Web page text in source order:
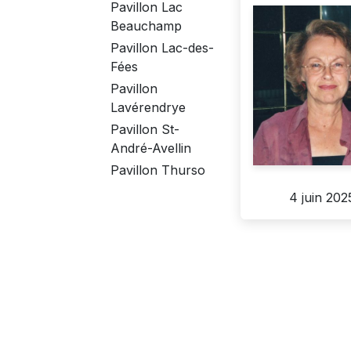
Pavillon Lac
Beauchamp
Pavillon Lac-des-
Fées
Pavillon
Lavérendrye
Pavillon St-
André-Avellin
Pavillon Thurso
4 juin